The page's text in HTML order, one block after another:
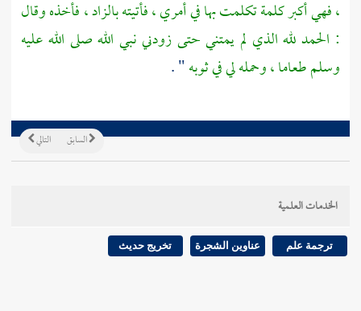
، فهي أكبر كلمة تكلمت بها في أمري ، فأتيته بالزاد ، فأخذه وقال
: الحمد لله الذي لم يمتني حتى زودني نبي الله صلى الله عليه
وسلم طعاما ، وحمله لي في ثوبه" .
التالي السابق
الخدمات العلمية
ترجمة علم عناوين الشجرة تخريج حديث